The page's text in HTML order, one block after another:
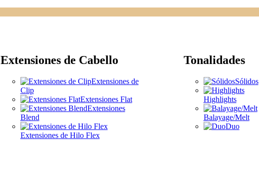
Extensiones de Cabello
Extensiones de
Clip
Extensiones Flat
Extensiones
Blend
Extensiones de Hilo Flex
Tonalidades
Sólidos
Highlights
Balayage/Melt
Duo